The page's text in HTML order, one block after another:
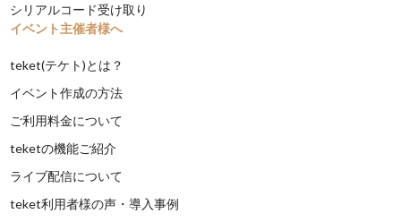
シリアルコード受け取り
イベント主催者様へ
teket(テケト)とは？
イベント作成の方法
ご利用料金について
teketの機能ご紹介
ライブ配信について
teket利用者様の声・導入事例